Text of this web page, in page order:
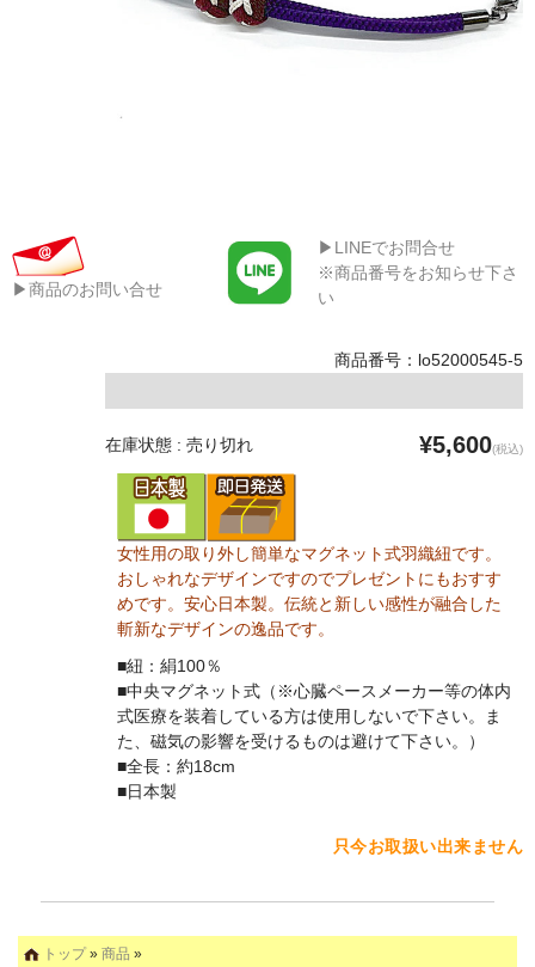
▶商品のお問い合せ
▶LINEでお問合せ
※商品番号をお知らせ下さ
い
商品番号：lo52000545-5
在庫状態 : 売り切れ ¥5,600(税込)
女性用の取り外し簡単なマグネット式羽織紐です。
おしゃれなデザインですのでプレゼントにもおすす
めです。安心日本製。伝統と新しい感性が融合した
斬新なデザインの逸品です。
■紐：絹100％
■中央マグネット式（※心臓ペースメーカー等の体内
式医療を装着している方は使用しないで下さい。ま
た、磁気の影響を受けるものは避けて下さい。）
■全長：約18cm
■日本製
只今お取扱い出来ません
トップ» 商品 »